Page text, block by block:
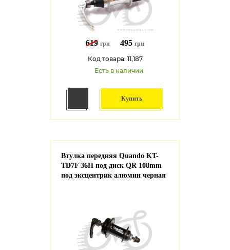
619 грн 495 грн
Код товара: 11,187
Есть в наличии
Купить
Втулка передняя Quando KT-
TD7F 36H под диск QR 108mm
под эксцентрик алюмин черная